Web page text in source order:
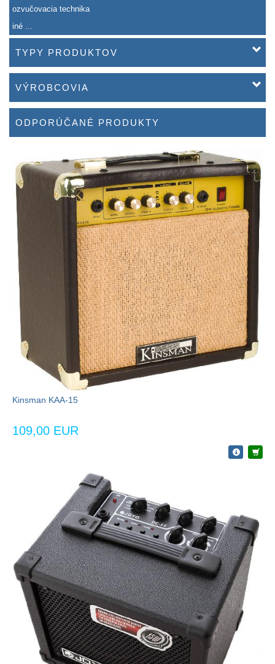
ozvučovacia technika
iné ...
TYPY PRODUKTOV
VÝROBCOVIA
ODPORÚČANÉ PRODUKTY
Kinsman KAA-15
109,00 EUR